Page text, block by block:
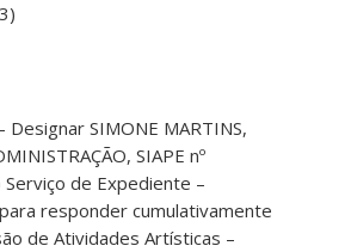
Designar SIMONE MARTINS,
SIAPE nº
de Expediente –
responder cumulativamente
de Atividades Artísticas –